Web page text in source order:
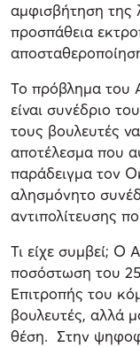
αμφισβήτηση της
προσπάθεια
Το πρόβλημα του
είναι συνέδριο
τους βουλευτές
αποτέλεσμα που
παράδειγμα τον
αλησμόνητο
αντιπολίτευσης
Τι είχε συμβεί; Ο
ποσόστωση του
Επιτροπής του
βουλευτές, αλλά
θέση. Στην